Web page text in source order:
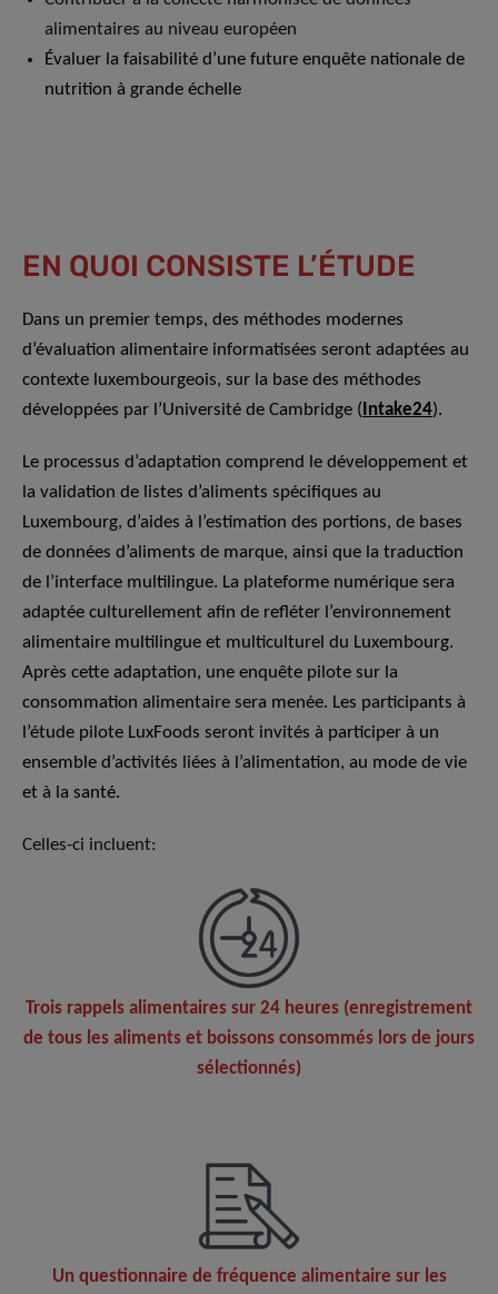
alimentaires au niveau européen
Évaluer la faisabilité d’une future enquête nationale de
nutrition à grande échelle
EN QUOI CONSISTE L’ÉTUDE
Dans un premier temps, des méthodes modernes
d’évaluation alimentaire informatisées seront adaptées au
contexte luxembourgeois, sur la base des méthodes
développées par l’Université de Cambridge ( Intake24).
Le processus d’adaptation comprend le développement et
la validation de listes d’aliments spécifiques au
Luxembourg, d’aides à l’estimation des portions, de bases
de données d’aliments de marque, ainsi que la traduction
de l’interface multilingue. La plateforme numérique sera
adaptée culturellement afin de refléter l’environnement
alimentaire multilingue et multiculturel du Luxembourg.
Après cette adaptation, une enquête pilote sur la
consommation alimentaire sera menée. Les participants à
l’étude pilote LuxFoods seront invités à participer à un
ensemble d’activités liées à l’alimentation, au mode de vie
et à la santé.
Celles-ci incluent:
Trois rappels alimentaires sur 24 heures (enregistrement
de tous les aliments et boissons consommés lors de jours
sélectionnés)
Un questionnaire de fréquence alimentaire sur les